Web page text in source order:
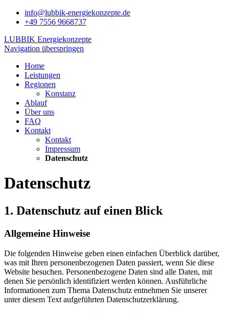
info@lubbik-energiekonzepte.de
+49 7556 9668737
LUBBIK Energiekonzepte
Navigation überspringen
Home
Leistungen
Regionen
Konstanz
Ablauf
Über uns
FAQ
Kontakt
Kontakt
Impressum
Datenschutz
Datenschutz
1. Datenschutz auf einen Blick
Allgemeine Hinweise
Die folgenden Hinweise geben einen einfachen Überblick darüber,
was mit Ihren personenbezogenen Daten passiert, wenn Sie diese
Website besuchen. Personenbezogene Daten sind alle Daten, mit
denen Sie persönlich identifiziert werden können. Ausführliche
Informationen zum Thema Datenschutz entnehmen Sie unserer
unter diesem Text aufgeführten Datenschutzerklärung.